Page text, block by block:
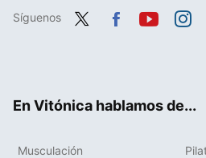
Síguenos
En Vitónica hablamos de...
Musculación